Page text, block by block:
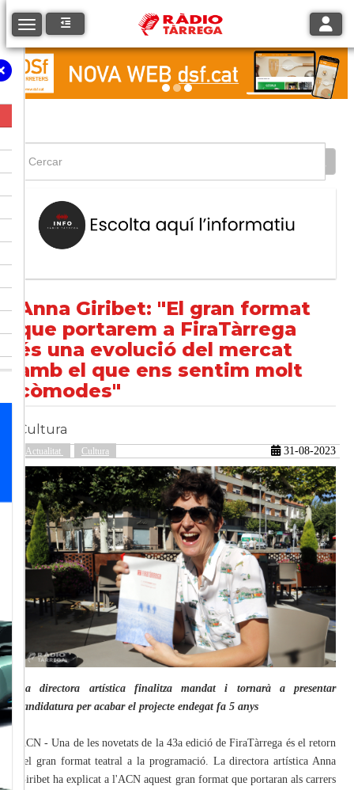
Toggle navigation
Anna Giribet: "El gran format
que portarem a FiraTàrrega
és una evolució del mercat
amb el que ens sentim molt
còmodes"
Cultura
Actualitat Cultura 31-08-2023
La directora artística finalitza mandat i tornarà a presentar
candidatura per acabar el projecte endegat fa 5 anys
ACN - Una de les novetats de la 43a edició de FiraTàrrega és el retorn
del gran format teatral a la programació. La directora artística Anna
Giribet ha explicat a l'ACN aquest gran format que portaran als carrers